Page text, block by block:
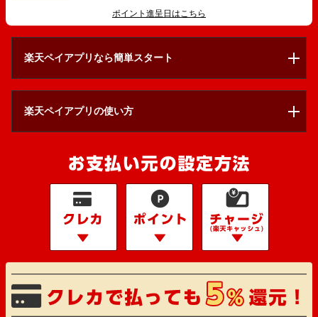
ポイント進呈日はこちら
楽天ペイアプリなら簡単スタート
楽天ペイアプリの使い方